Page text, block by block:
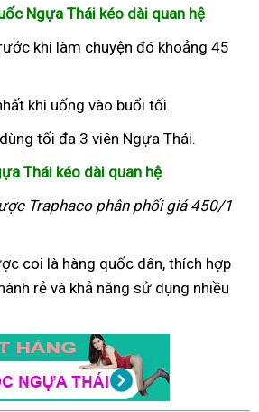
Ngựa Thái kéo dài quan hệ
khi làm chuyện đó khoảng 45
khi uống vào buổi tối.
tối đa 3 viên Ngựa Thái.
Thái kéo dài quan hệ
Traphacophân phối giá 450/1
coi là hàng quốc dân, thích hợp
rẻ và khả năng sử dụng nhiều